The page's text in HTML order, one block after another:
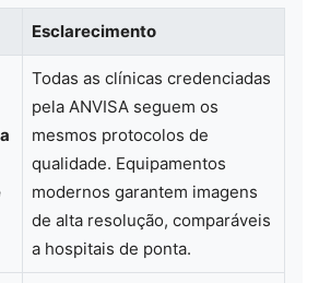
Esclarecimento
Todas as clínicas credenciadas
pela ANVISA seguem os
mesmos protocolos de
qualidade. Equipamentos
modernos garantem imagens
de alta resolução, comparáveis
a hospitais de ponta.